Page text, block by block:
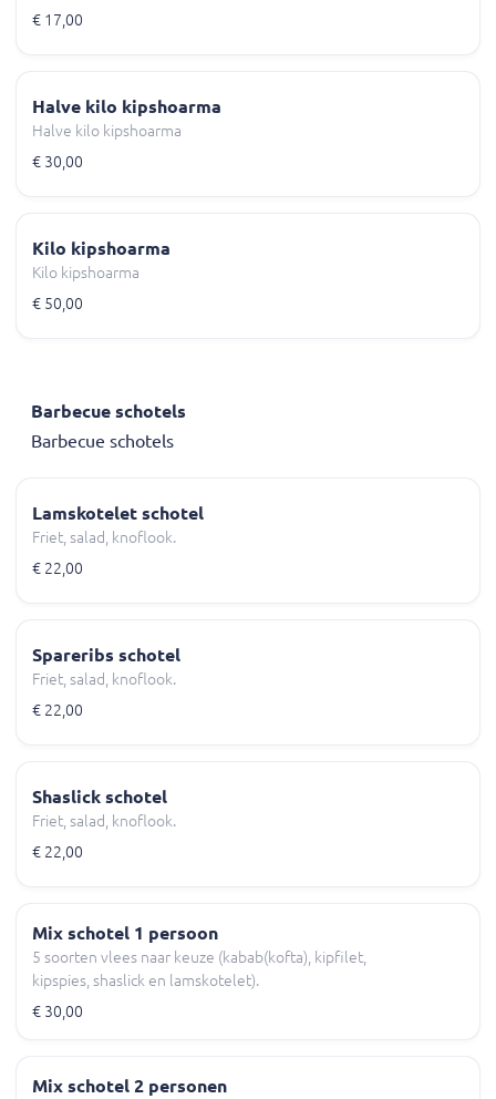
€ 17,00
Halve kilo kipshoarma
Halve kilo kipshoarma
€ 30,00
Kilo kipshoarma
Kilo kipshoarma
€ 50,00
Barbecue schotels
Barbecue schotels
Lamskotelet schotel
Friet, salad, knoflook.
€ 22,00
Spareribs schotel
Friet, salad, knoflook.
€ 22,00
Shaslick schotel
Friet, salad, knoflook.
€ 22,00
Mix schotel 1 persoon
5 soorten vlees naar keuze (kabab(kofta), kipfilet,
kipspies, shaslick en lamskotelet).
€ 30,00
Mix schotel 2 personen